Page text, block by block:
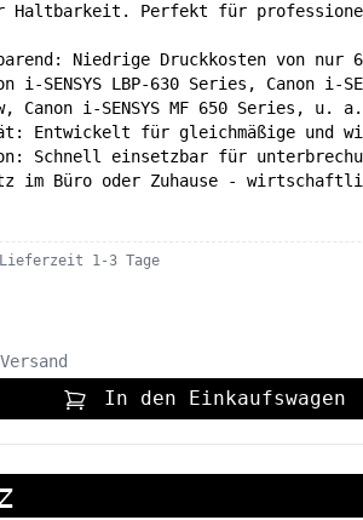
Haltbarkeit. Perfekt für
Niedrige Druckkosten von nur
i-SENSYS LBP-630 Series, Canon i-
Canon i-SENSYS MF 650 Series, u. a.
Entwickelt für gleichmäßige und
Schnell einsetzbar für
im Büro oder Zuhause -
Lieferzeit 1-3 Tage
In den Einkaufswagen